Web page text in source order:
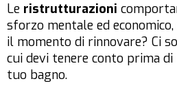
Le ristrutturazioni
sforzo mentale ed
il momento di rinnovare? Ci
cui devi tenere conto prima
tuo bagno.